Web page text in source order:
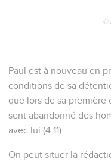
©
Paul est à nouveau en
conditions de sa
que lors de sa première
sent abandonné des
avec lui (4.11).
On peut situer la